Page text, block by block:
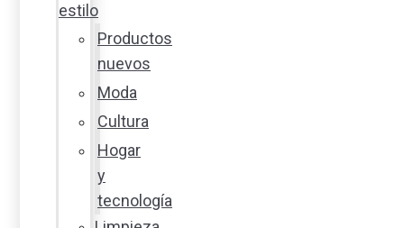
estilo
Productos
nuevos
Moda
Cultura
Hogar
y
tecnología